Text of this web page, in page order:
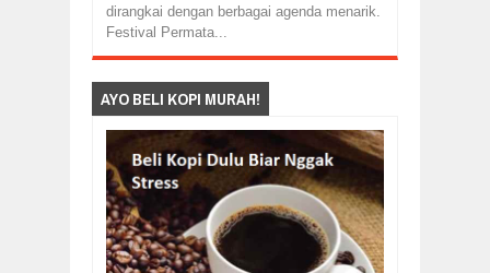
dirangkai dengan berbagai agenda menarik.
Festival Permata...
AYO BELI KOPI MURAH!